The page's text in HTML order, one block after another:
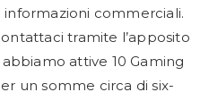
commerciali.
tramite l’apposito
attive 10 Gaming
un somme circa di six-